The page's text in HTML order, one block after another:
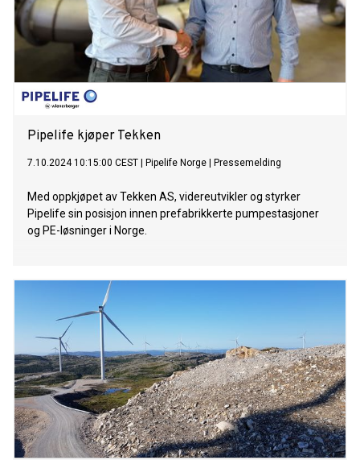
Pipelife kjøper Tekken
7.10.2024 10:15:00 CEST Pipelife Norge Pressemelding
Med oppkjøpet av Tekken AS, videreutvikler og styrker
Pipelife sin posisjon innen prefabrikkerte pumpestasjoner
og PE-løsninger i Norge.